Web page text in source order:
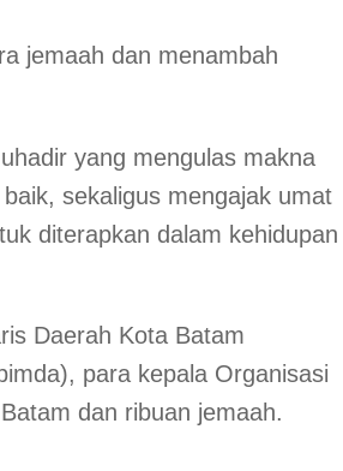
jemaah dan menambah
yang mengulas makna
sekaligus mengajak umat
diterapkan dalam kehidupan
Daerah Kota Batam
para kepala Organisasi
dan ribuan jemaah.